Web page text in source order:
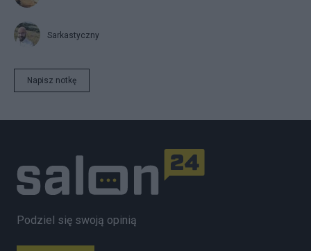
Sarkastyczny
Napisz notkę
Podziel się swoją opinią